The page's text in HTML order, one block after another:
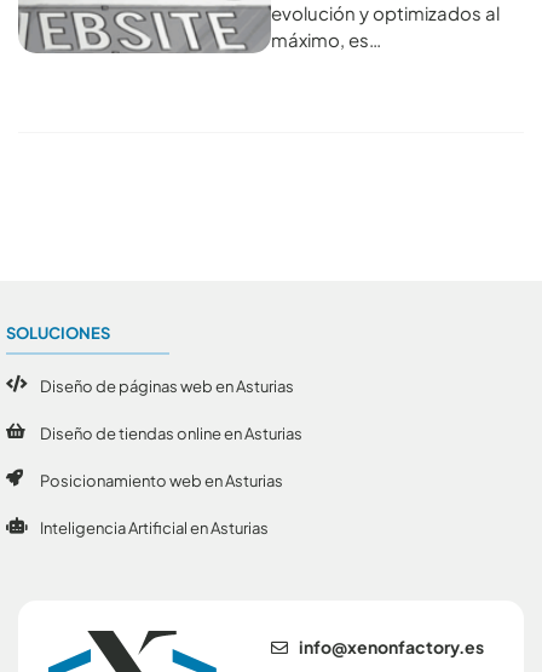
evolución y optimizados al
máximo, es…
se.yrotcafnonex@ofni
SOLUCIONES
Diseño de páginas web en Asturias
Diseño de tiendas online en Asturias
Posicionamiento web en Asturias
Inteligencia Artificial en Asturias